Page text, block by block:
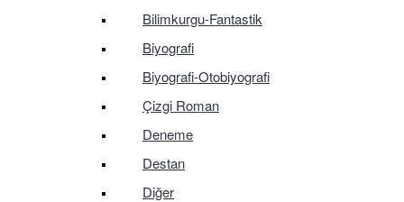
Bilimkurgu-Fantastik
Biyografi
Biyografi-Otobiyografi
Çizgi Roman
Deneme
Destan
Diğer